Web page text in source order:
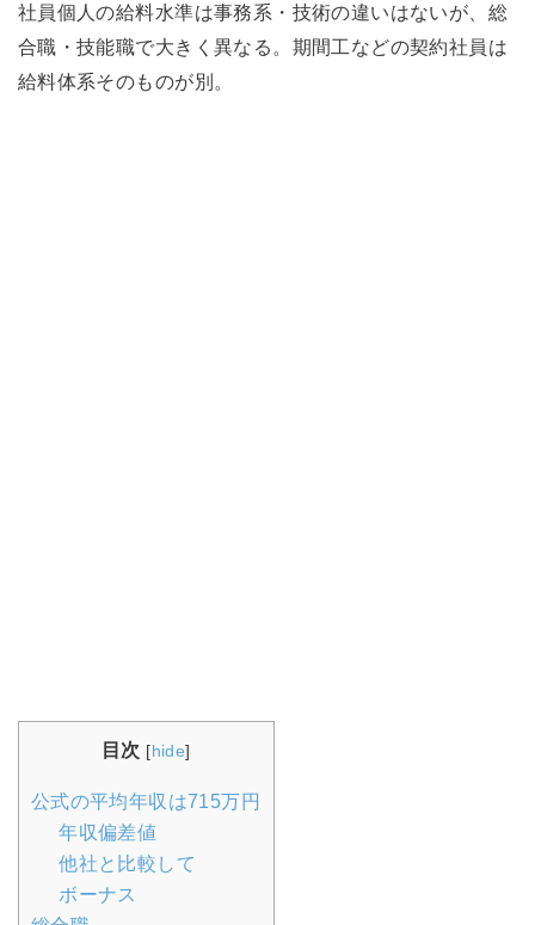
社員個人の給料水準は事務系・技術の違いはないが、総
合職・技能職で大きく異なる。期間工などの契約社員は
給料体系そのものが別。
目次 [hide]
公式の平均年収は715万円
年収偏差値
他社と比較して
ボーナス